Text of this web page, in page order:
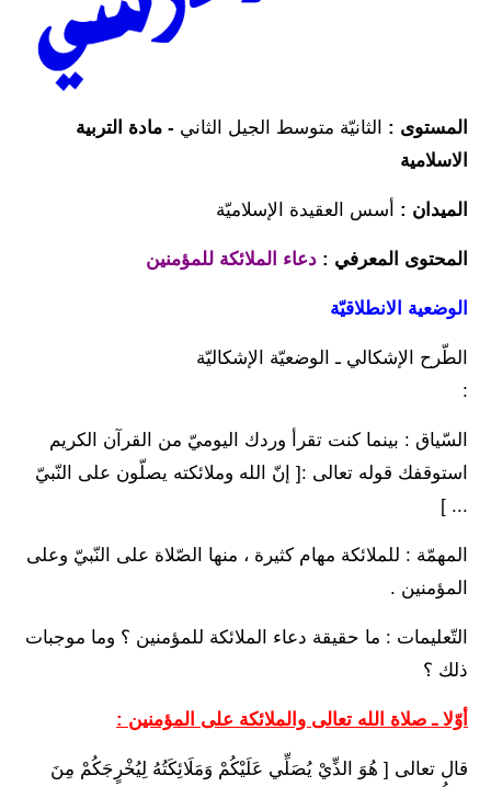
المستوى : الثانيّة متوسط الجيل الثاني - مادة التربية
الاسلامية
الميدان : أسس العقيدة الإسلاميّة
المحتوى المعرفي : دعاء الملائكة للمؤمنين
الوضعية الانطلاقيّة
الطّرح الإشكالي ـ الوضعيّة الإشكاليّة
:
السّياق : بينما كنت تقرأ وردك اليوميّ من القرآن الكريم
استوقفك قوله تعالى :[ إنّ الله وملائكته يصلّون على النّبيّ
... ]
المهمّة : للملائكة مهام كثيرة ، منها الصّلاة على النّبيّ وعلى
المؤمنين .
التّعليمات : ما حقيقة دعاء الملائكة للمؤمنين ؟ وما موجبات
ذلك ؟
أوّلا ـ صلاة الله تعالى والملائكة على المؤمنين :
قال تعالى [ هُوَ الذِّيْ يُصَلِّي عَلَيْكُمْ وَمَلَائِكَتُهُ لِيُخْرٍجَكُمْ مِنَ